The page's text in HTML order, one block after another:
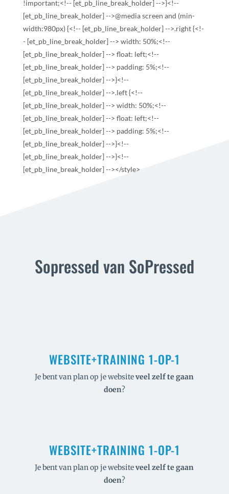
!important;<!-- [et_pb_line_break_holder] -->}<!--
[et_pb_line_break_holder] -->@media screen and (min-
width:980px) {<!-- [et_pb_line_break_holder] -->.right {<!-
- [et_pb_line_break_holder] --> width: 50%;<!--
[et_pb_line_break_holder] --> float: left;<!--
[et_pb_line_break_holder] --> padding: 5%;<!--
[et_pb_line_break_holder] -->}<!--
[et_pb_line_break_holder] -->.left {<!--
[et_pb_line_break_holder] --> width: 50%;<!--
[et_pb_line_break_holder] --> float: left;<!--
[et_pb_line_break_holder] --> padding: 5%;<!--
[et_pb_line_break_holder] -->}<!--
[et_pb_line_break_holder] -->}<!--
[et_pb_line_break_holder] --></style>
Sopressed van SoPressed
WEBSITE+TRAINING 1-OP-1
Je bent van plan op je websiteveelzelf te gaan
doen?
WEBSITE+TRAINING 1-OP-1
Je bent van plan op je websiteveelzelf te gaan
doen?